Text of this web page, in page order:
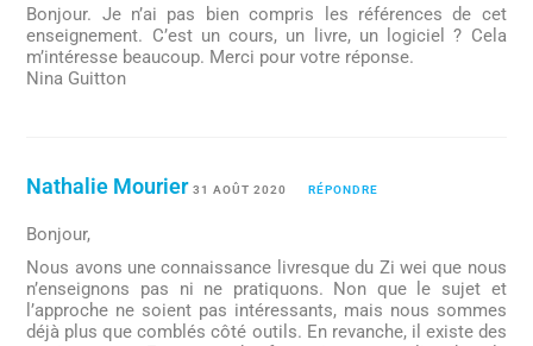
Bonjour. Je n’ai pas bien compris les références de cet
enseignement. C’est un cours, un livre, un logiciel ? Cela
m’intéresse beaucoup. Merci pour votre réponse.
Nina Guitton
Nathalie Mourier 31 AOÛT 2020 RÉPONDRE
Bonjour,
Nous avons une connaissance livresque du Zi wei que nous
n’enseignons pas ni ne pratiquons. Non que le sujet et
l’approche ne soient pas intéressants, mais nous sommes
déjà plus que comblés côté outils. En revanche, il existe des